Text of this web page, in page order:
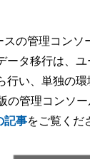
の管理コン
ータ移行は、
行い、単独の
管理コンソ
記事をご覧くだ